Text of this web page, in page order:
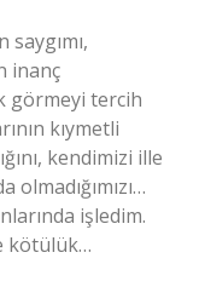
inanç
görmeyi tercih
kıymetli
kendimizi ille
işledim.
kötülük…